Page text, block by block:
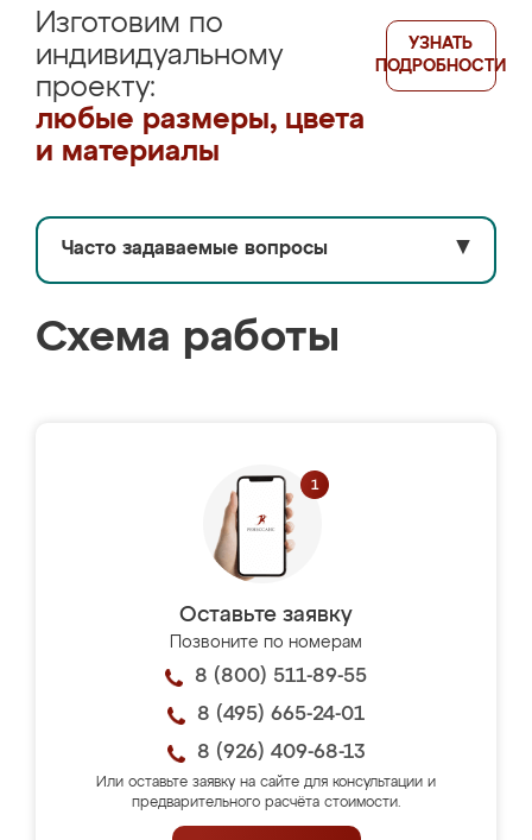
Изготовим по
индивидуальному
проекту:
любые размеры, цвета
и материалы
УЗНАТЬ
ПОДРОБНОСТИ
Часто задаваемые вопросы ▼
Схема работы
Оставьте заявку
Позвоните по номерам
8 (800) 511-89-55
8 (495) 665-24-01
8 (926) 409-68-13
Или оставьте заявку на сайте для консультации и
предварительного расчёта стоимости.